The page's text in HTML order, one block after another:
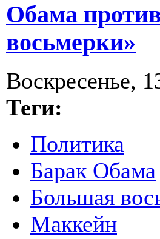
Обама
восьмерки»
Воскресенье,
Теги:
Политика
Барак Обама
Большая
Маккейн